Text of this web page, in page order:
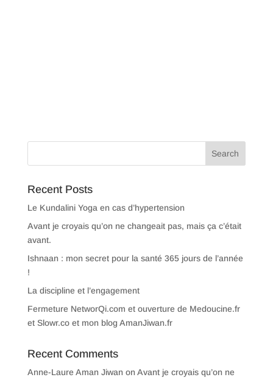
Recent Posts
Le Kundalini Yoga en cas d’hypertension
Avant je croyais qu’on ne changeait pas, mais ça c’était
avant.
Ishnaan : mon secret pour la santé 365 jours de l’année
!
La discipline et l’engagement
Fermeture NetworQi.com et ouverture de Medoucine.fr
et Slowr.co et mon blog AmanJiwan.fr
Recent Comments
Anne-Laure Aman Jiwan on Avant je croyais qu’on ne